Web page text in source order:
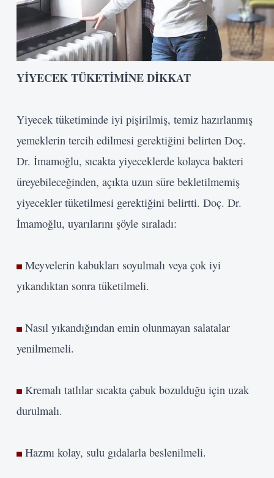
YİYECEK TÜKETİMİNE DİKKAT
Yiyecek tüketiminde iyi pişirilmiş, temiz hazırlanmış
yemeklerin tercih edilmesi gerektiğini belirten Doç.
Dr. İmamoğlu, sıcakta yiyeceklerde kolayca bakteri
üreyebileceğinden, açıkta uzun süre bekletilmemiş
yiyecekler tüketilmesi gerektiğini belirtti. Doç. Dr.
İmamoğlu, uyarılarını şöyle sıraladı:
Meyvelerin kabukları soyulmalı veya çok iyi
yıkandıktan sonra tüketilmeli.
Nasıl yıkandığından emin olunmayan salatalar
yenilmemeli.
Kremalı tatlılar sıcakta çabuk bozulduğu için uzak
durulmalı.
Hazmı kolay, sulu gıdalarla beslenilmeli.